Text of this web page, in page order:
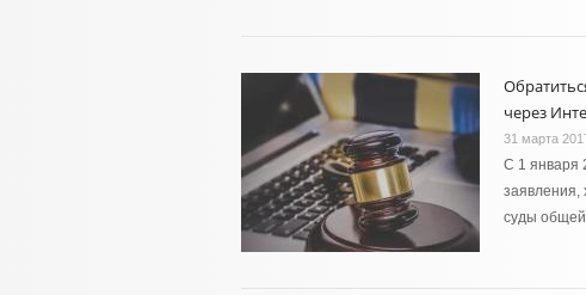
через
31 марта
С 1 января
заявления,
суды